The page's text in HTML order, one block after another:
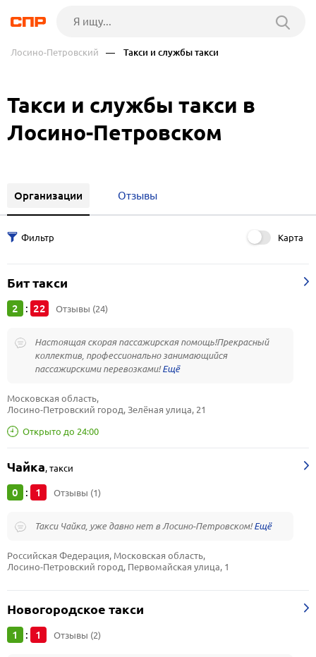
Лосино-Петровский — Такси и службы такси
Такси и службы такси в
Лосино-Петровском
Организации Отзывы
Карта
Бит такси
2 : 22 Отзывы (24)
Настоящая скорая пассажирская помощь!Прекрасный
коллектив, профессионально занимающийся
пассажирскими перевозками!
Открыто до 24:00
Московская область,
Лосино-Петровский город, Зелёная улица, 21
Чайка,такси
0 : 1 Отзывы (1)
Такси Чайка, уже давно нет в Лосино-Петровском!
Российская Федерация, Московская область,
Лосино-Петровский город, Первомайская улица, 1
Новогородское такси
1 : 1 Отзывы (2)